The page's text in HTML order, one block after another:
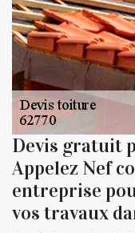
Devis gratuit
Appelez Nef
entreprise
vos travaux